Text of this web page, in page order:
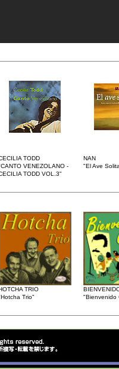
TODD
VENEZOLANO -
TODD VOL.3"
NAN
"El Ave
TRIO
Trio"
"Bienvenido